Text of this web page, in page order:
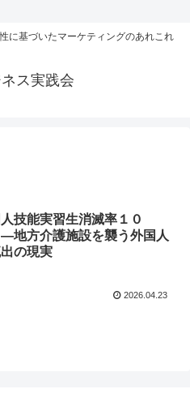
に基づいたマーケティングのあれこれ
ス実践会
技能実習生消滅率１０
―地方介護施設を襲う外国人
の現実
2026.04.23